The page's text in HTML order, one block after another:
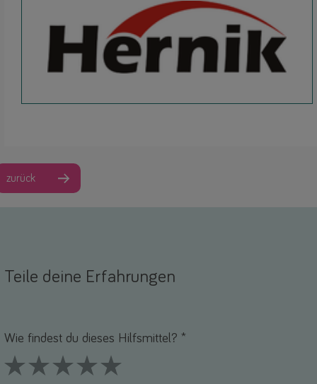
zurück
Teile deine Erfahrungen
Wie findest du dieses Hilfsmittel? *